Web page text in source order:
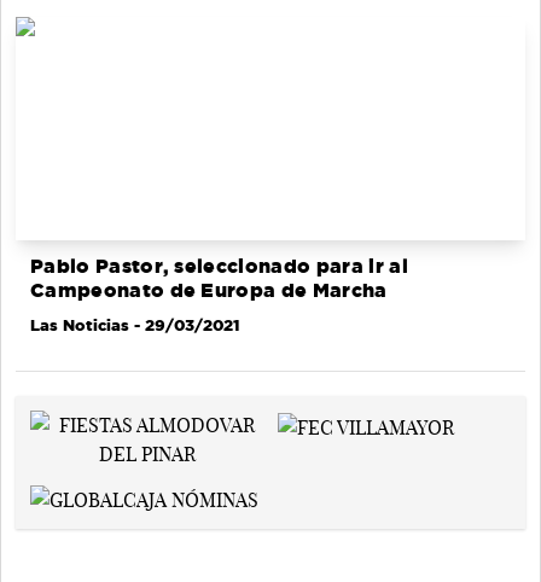
Pablo Pastor, seleccionado para ir al
Campeonato de Europa de Marcha
Las Noticias - 29/03/2021